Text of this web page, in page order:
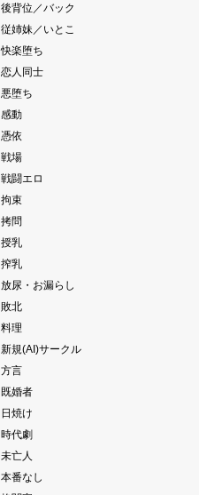
後背位／バック
従姉妹／いとこ
快楽堕ち
恋人同士
悪堕ち
感動
憑依
戦場
戦闘エロ
拘束
拷問
授乳
搾乳
放尿・お漏らし
敗北
料理
新規(AI)サークル
方言
既婚者
日焼け
時代劇
未亡人
本番なし